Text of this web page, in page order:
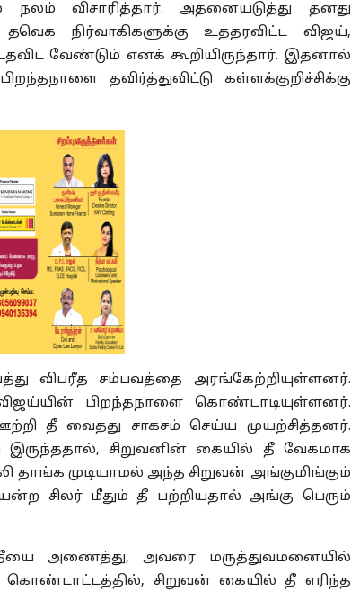
நலம் விசாரித்தார். அதனையடுத்து தனது
நிர்வாகிகளுக்கு உத்தரவிட்ட விஜய்,
வேண்டும் எனக் கூறியிருந்தார். இதனால்
தவிர்த்துவிட்டு கள்ளக்குறிச்சிக்கு
விபரீத சம்பவத்தை அரங்கேற்றியுள்ளனர்.
பிறந்தநாளை கொண்டாடியுள்ளனர்.
தீ வைத்து சாகசம் செய்ய முயற்சித்தனர்.
சிறுவனின் கையில் தீ வேகமாக
தாங்க முடியாமல் அந்த சிறுவன் அங்குமிங்கும்
சிலர் மீதும் தீ பற்றியதால் அங்கு பெரும்
தீயை அணைத்து, அவரை மருத்துவமனையில்
கொண்டாட்டத்தில், சிறுவன் கையில் தீ எரிந்த